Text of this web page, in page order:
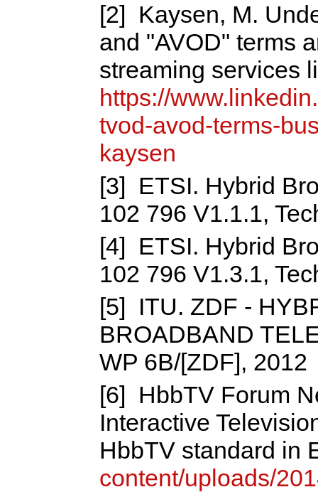
[2] Kaysen, M.
and "AVOD" terms
streaming services
https://
tvod-avod-terms-
kaysen
[3] ETSI. Hybrid
102 796 V1.1.1,
[4] ETSI. Hybrid
102 796 V1.3.1,
[5] ITU. ZDF -
BROADBAND
WP 6B/[ZDF], 2012
[6] HbbTV Forum
Interactive
HbbTV standard in
content/uploads/